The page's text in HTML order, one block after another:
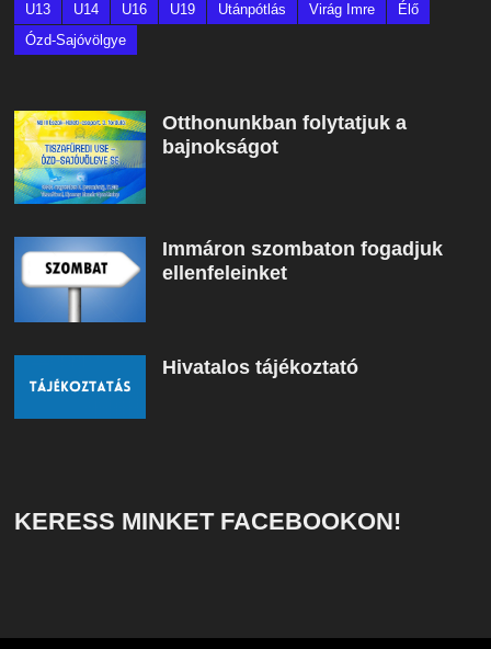
U13
U14 U16 U19 Utánpótlás Virág Imre
Élő
Ózd-Sajóvölgye
Otthonunkban folytatjuk a
bajnokságot
Immáron szombaton fogadjuk
ellenfeleinket
Hivatalos tájékoztató
KERESS MINKET FACEBOOKON!